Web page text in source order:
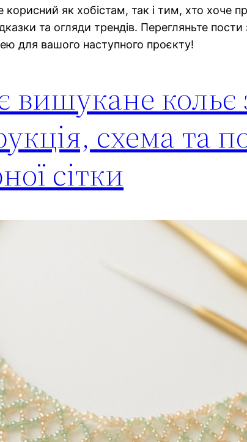
корисний як хобістам, так і тим, хто хоче
та огляди трендів. Перегляньте
для вашого наступного проєкту!
вишукане кольє
схема та
сітки